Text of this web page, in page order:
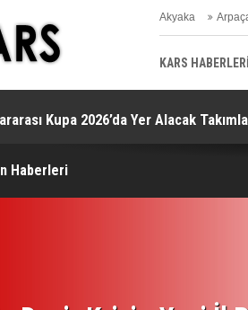
Akyaka
KARS HABERLERİ
EKONOMİ |
Kupa 2026’da Yer Alacak
Haberleri